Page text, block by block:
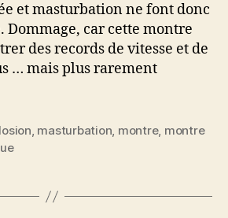
et masturbation ne font donc
Dommage, car cette montre
des records de vitesse et de
… mais plus rarement
, masturbation, montre, montre